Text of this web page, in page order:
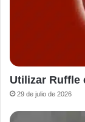
Utilizar Ruffle
29 de julio de 2026